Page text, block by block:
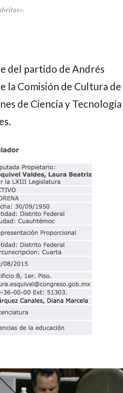
del partido deAndrés
la Comisión de Cultura de
de Ciencia y Tecnología